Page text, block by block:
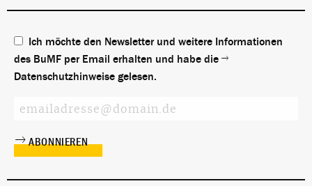
Ich möchte den Newsletter und weitere Informationen
des BuMF per Email erhalten und habe die
Datenschutzhinweise gelesen.